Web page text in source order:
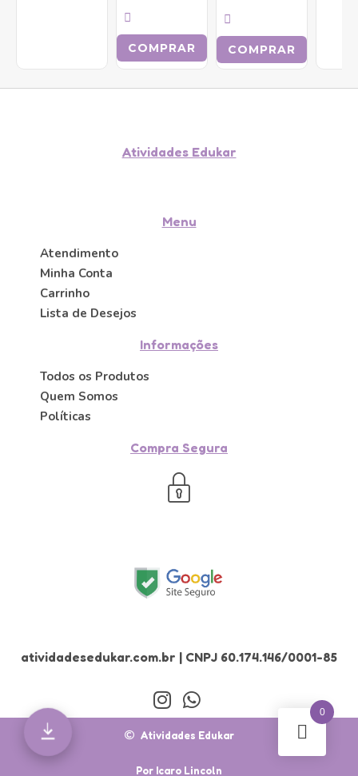
COMPRAR COMPRAR
Atividades Edukar
Menu
Atendimento
Minha Conta
Carrinho
Lista de Desejos
Informações
Todos os Produtos
Quem Somos
Políticas
Compra Segura
atividadesedukar.com.br | CNPJ 60.174.146/0001-85
Atividades Edukar
Por Icaro Lincoln
0